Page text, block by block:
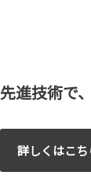
先進技術で
詳しくはこち